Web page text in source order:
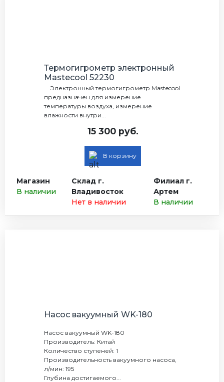
Термогигрометр электронный
Mastecool 52230
Электронный термогигрометр Mastecool
предназначен для измерение
температуры воздуха, измерение
влажности внутри...
15 300 руб.
В корзину
Магазин
В наличии
Склад г.
Владивосток
Нет в наличии
Филиал г.
Артем
В наличии
Насос вакуумный WK-180
Насос вакуумный WK-180
Производитель: Китай
Количество ступеней: 1
Производительность вакуумного насоса,
л/мин: 195
Глубина достигаемого...